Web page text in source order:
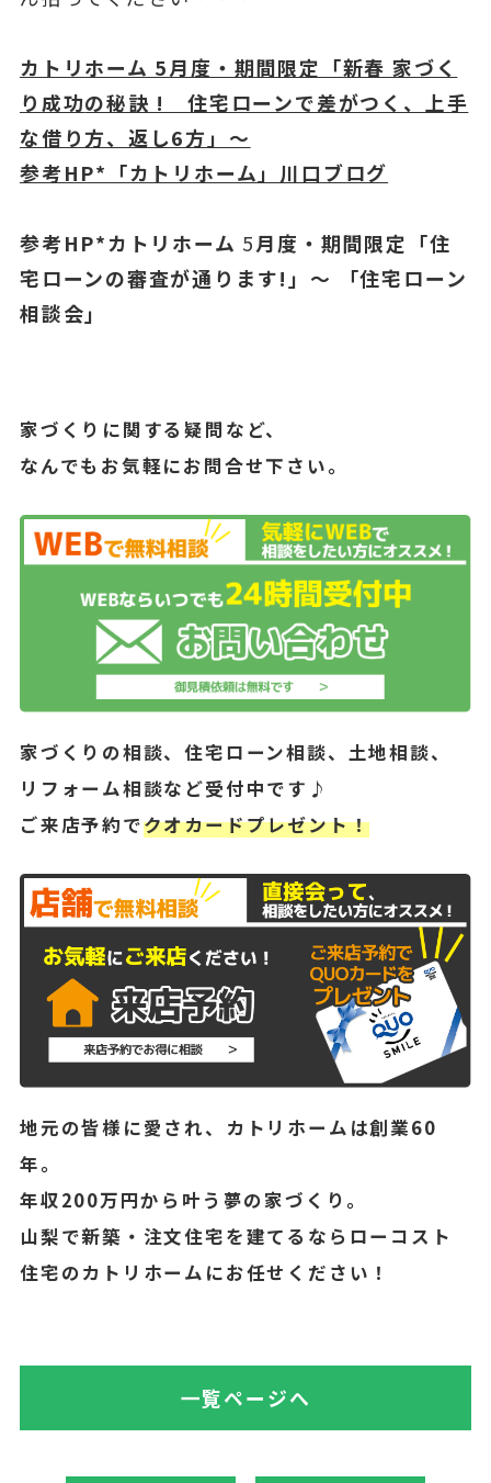
カトリホーム 5月度・期間限定「新春 家づく
り成功の秘訣 ! 住宅ローンで差がつく、上手
な借り方、返し6方」～
参考HP*「カトリホーム」川口ブログ
参考HP*カトリホーム 5月度・期間限定「住
宅ローンの審査が通ります!」～ 「住宅ローン
相談会」
家づくりに関する疑問など、
なんでもお気軽にお問合せ下さい。
家づくりの相談、住宅ローン相談、土地相談、
リフォーム相談など受付中です♪
ご来店予約でクオカードプレゼント！
地元の皆様に愛され、カトリホームは創業60
年。
年収200万円から叶う夢の家づくり。
山梨で新築・注文住宅を建てるならローコスト
住宅のカトリホームにお任せください！
一覧ページへ